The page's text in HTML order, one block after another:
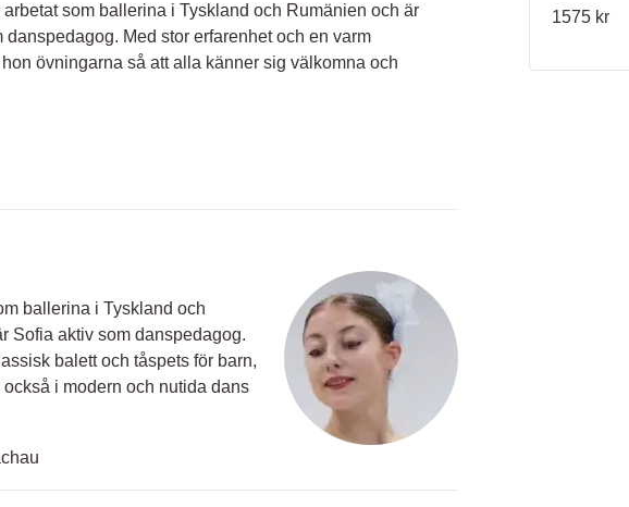
som ballerina i Tyskland och Rumänien och är
Med stor erfarenhet och en varm
övningarna så att alla känner sig välkomna och
ballerina i Tyskland och
Sofia aktiv som danspedagog.
balett och tåspets för barn,
i modern och nutida dans
1575 kr